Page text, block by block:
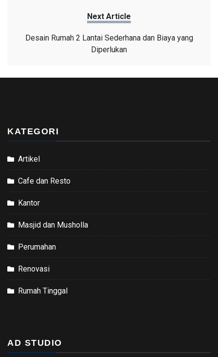
Next Article
Desain Rumah 2 Lantai Sederhana dan Biaya yang
Diperlukan
KATEGORI
Artikel
Cafe dan Resto
Kantor
Masjid dan Musholla
Perumahan
Renovasi
Rumah Tinggal
AD STUDIO